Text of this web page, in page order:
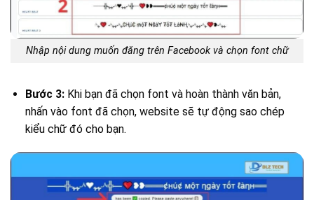
Nhập nội dung muốn đăng trên Facebook và chọn font chữ
Bước 3:Khi bạn đã chọn font và hoàn thành văn bản,
nhấn vào font đã chọn, website sẽ tự động sao chép
kiểu chữ đó cho bạn.